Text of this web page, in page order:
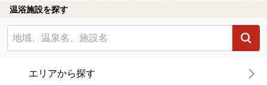
温浴施設を探す
エリアから探す